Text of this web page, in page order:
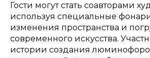
Гости могут стать соавторами
используя специальные
изменения пространства и
современного искусства.
истории создания